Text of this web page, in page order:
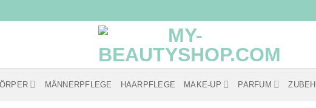
MÄNNERPFLEGE HAARPFLEGE MAKE-UP PARFUM